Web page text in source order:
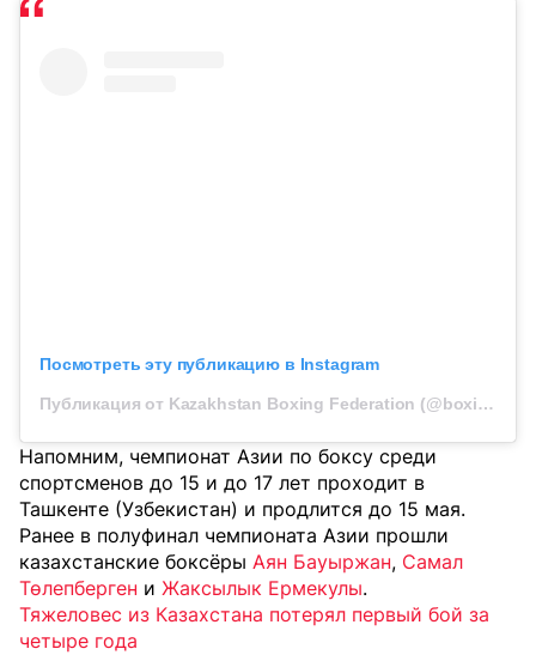
Посмотреть эту публикацию в Instagram
Публикация от Kazakhstan Boxing Federation (@boxingkazakhstan)
Напомним, чемпионат Азии по боксу среди
спортсменов до 15 и до 17 лет проходит в
Ташкенте (Узбекистан) и продлится до 15 мая.
Ранее в полуфинал чемпионата Азии прошли
казахстанские боксёры Аян Бауыржан, Самал
Төлепберген и Жаксылык Ермекулы.
Тяжеловес из Казахстана потерял первый бой за
четыре года